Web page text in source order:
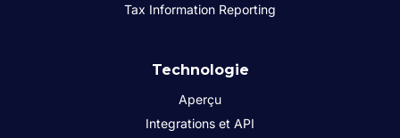
Tax Information Reporting
Technologie
Aperçu
Integrations et API